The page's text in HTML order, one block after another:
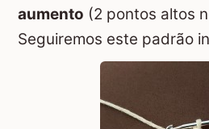
aumento (2 pontos altos
Seguiremos este padrão